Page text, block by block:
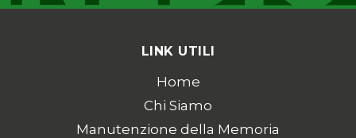
LINK UTILI
Home
Chi Siamo
Manutenzione della Memoria